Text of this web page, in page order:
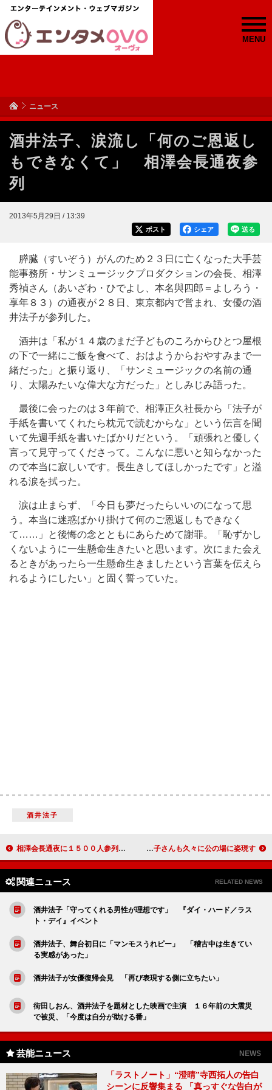
MENU
ニュース
酒井法子、涙流し「何のご恩返し
もできなくて」 相澤会長通夜参
列
2013年5月29日 / 13:39
送る
シェア
ポスト
膵臓（すいぞう）がんのため２３日に亡くなった大手芸
能事務所・サンミュージックプロダクションの会長、相澤
秀禎さん（あいざわ・ひでよし、本名與四郎＝よしろう・
享年８３）の通夜が２８日、東京都内で営まれ、女優の酒
井法子が参列した。
酒井は「私が１４歳のまだ子どものころからひとつ屋根
の下で一緒にご飯を食べて、おはようからおやすみまで一
緒だった」と振り返り、「サンミュージックの名前の通
り、太陽みたいな偉大な方だった」としみじみ語った。
最後に会ったのは３年前で、相澤正久社長から「法子が
手紙を書いてくれたら枕元で読むからな」という伝言を聞
いて先週手紙を書いたばかりだという。「頑張れと優しく
言って見守ってくださって。こんなに悪いと知らなかった
ので本当に寂しいです。長生きしてほしかったです」と溢
れる涙を拭った。
涙は止まらず、「今日も夢だったらいいのになって思
う。本当に迷惑ばかり掛けて何のご恩返しもできなく
て……」と後悔の念とともにあらためて謝罪。「恥ずかし
くないように一生懸命生きたいと思います。次にまた会え
るときがあったら一生懸命生きましたという言葉を伝えら
れるようにしたい」と固く誓っていた。
酒井法子
相澤会長通夜に１５００人参列 ベッキー「太陽みたいな方」 松田聖子、相澤会長通夜で最後のお別れ 桜田淳子さんも久々に公の場に姿現す
関連ニュース RELATED NEWS
酒井法子「守ってくれる男性が理想です」 『ダイ・ハード／ラス
ト・デイ』イベント
酒井法子、舞台初日に「マンモスうれピー」 「稽古中は生きてい
る実感があった」
酒井法子が女優復帰会見 「再び表現する側に立ちたい」
街田しおん、酒井法子を題材とした映画で主演 １６年前の大震災
で被災、「今度は自分が助ける番」
芸能ニュース NEWS
「ラストノート」“澄晴”寺西拓人の告白
シーンに反響集まる 「真っすぐな告白が